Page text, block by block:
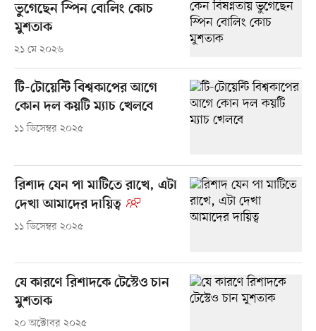
ভুগেছেন স্পিন বোলিং কোচ
মুশতাক
২১ মে ২০২৬
টি-টোয়েন্টি বিশ্বকাপের আগে
কোন দল কয়টি ম্যাচ খেলবে
১১ ডিসেম্বর ২০২৫
রিশাদ যেন পা মাটিতে রাখে, এটা
দেখা আমাদের দায়িত্ব
১১ ডিসেম্বর ২০২৫
যে কারণে রিশাদকে টেস্টেও চান
মুশতাক
২০ অক্টোবর ২০২৫